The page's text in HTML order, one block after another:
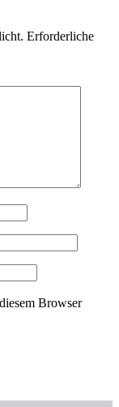
Erforderliche
Browser